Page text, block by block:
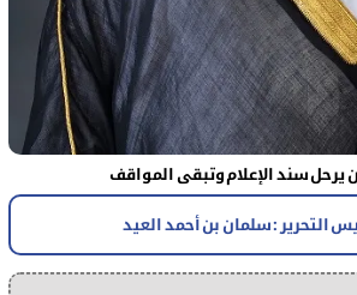
يرحل سند الإعلام وتبقى المواقف
التحرير : سلمان بن أحمد العيد